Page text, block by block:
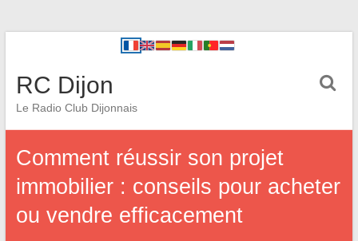
RC Dijon
Le Radio Club Dijonnais
Comment réussir son projet
immobilier : conseils pour acheter
ou vendre efficacement